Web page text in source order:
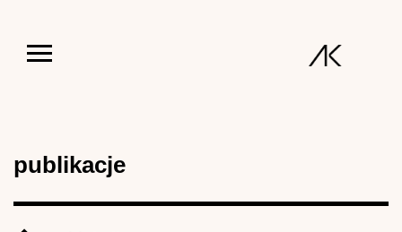
publikacje